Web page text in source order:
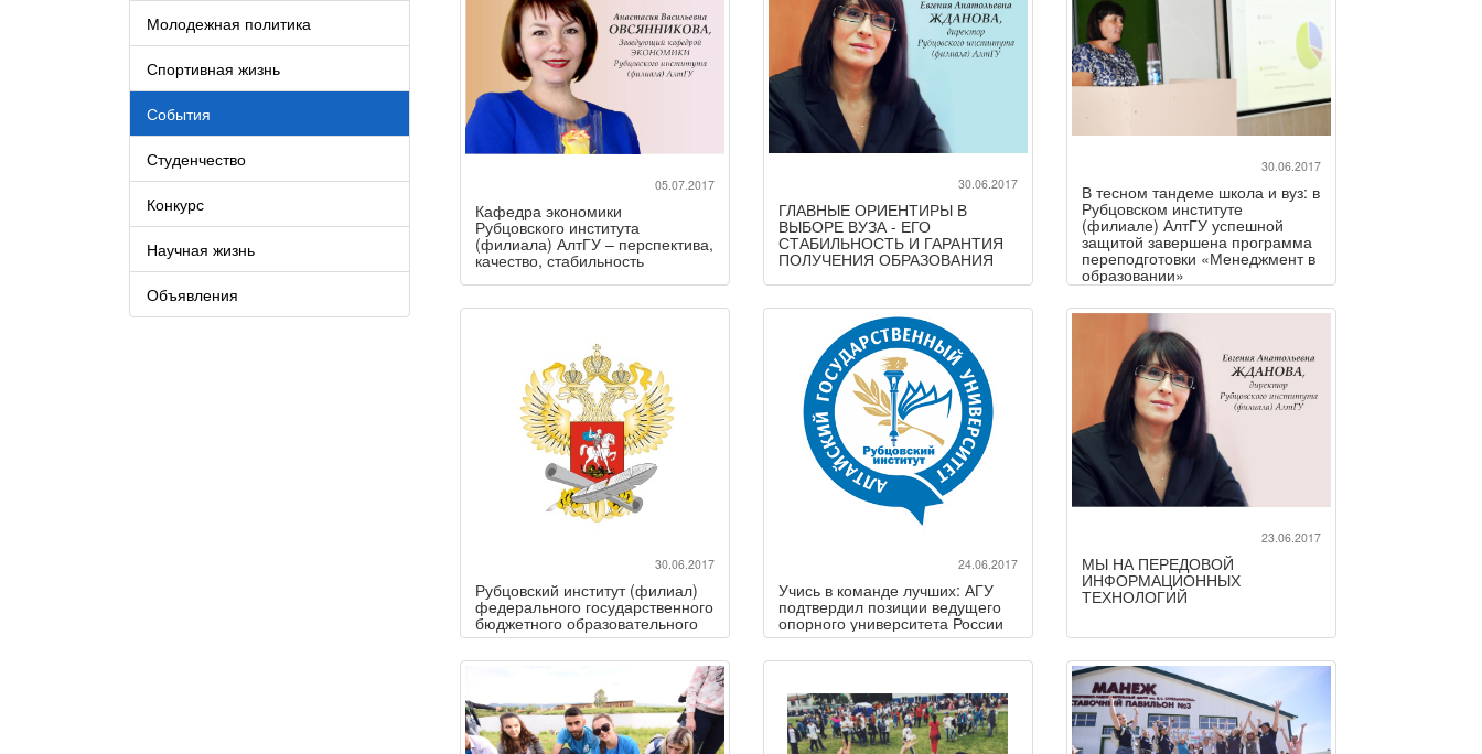
Молодежная политика
Спортивная жизнь
События
Студенчество
Конкурс
Научная жизнь
Объявления
05.07.2017
Кафедра экономики
Рубцовского института
(филиала) АлтГУ – перспектива,
качество, стабильность
30.06.2017
ГЛАВНЫЕ ОРИЕНТИРЫ В
ВЫБОРЕ ВУЗА - ЕГО
СТАБИЛЬНОСТЬ И ГАРАНТИЯ
ПОЛУЧЕНИЯ ОБРАЗОВАНИЯ
30.06.2017
В тесном тандеме школа и вуз: в
Рубцовском институте
(филиале) АлтГУ успешной
защитой завершена программа
переподготовки «Менеджмент в
образовании»
30.06.2017
Рубцовский институт (филиал)
федерального государственного
бюджетного образовательного
учреждения высшего
образования «Алтайский
государственный университет»
успешно прошел основной
мониторинг эффективности
деятельности организаций
высшего образования
24.06.2017
Учись в команде лучших: АГУ
подтвердил позиции ведущего
опорного университета России
23.06.2017
МЫ НА ПЕРЕДОВОЙ
ИНФОРМАЦИОННЫХ
ТЕХНОЛОГИЙ